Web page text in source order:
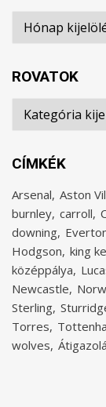
Archívum
ROVATOK
Rovatok
CÍMKÉK
Arsenal Aston
burnley carroll
downing
Hodgson king
középpálya
Newcastle
Sterling
Torres
wolves